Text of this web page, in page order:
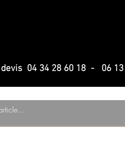
devis 04 34 28 60 18 - 06